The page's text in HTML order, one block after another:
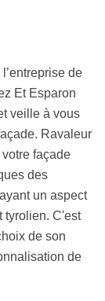
de
Et Esparon
veille à vous
Ravaleur
façade
des
un aspect
tyrolien. C'est
de son
de